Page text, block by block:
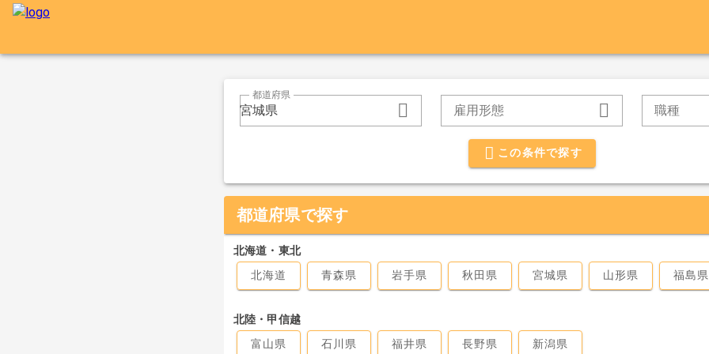
宮城県
都道府県
雇用形態 職種
この条件で探す
都道府県で探す
北海道・東北
北海道
青森県 岩手県 秋田県 宮城県 山形県 福島県
北陸・甲信越
富山県
石川県 福井県 長野県 新潟県